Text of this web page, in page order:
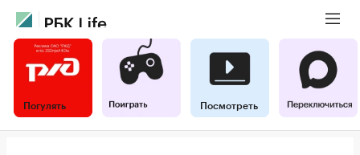
Погулять Посмотреть